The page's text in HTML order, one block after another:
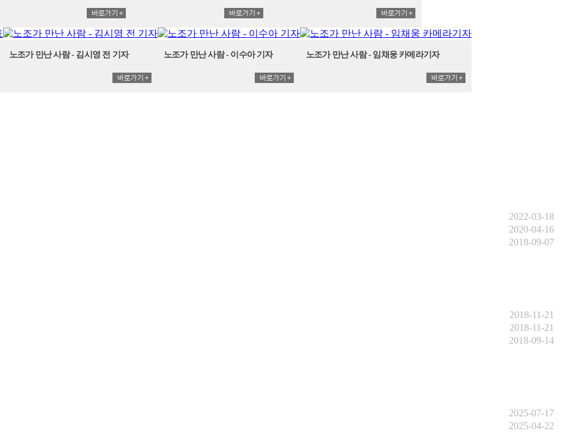
노조가 만난 사람 - 김시영 전 기자 노조가 만난 사람 - 이수아 기자 노조가 만난 사람 - 임채웅 카메라기자
2022-03-18
2020-04-16
2018-09-07
2018-11-21
2018-11-21
2018-09-14
2025-07-17
2025-04-22